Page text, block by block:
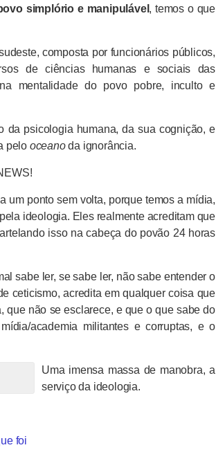
simplório e manipulável , temos o que
composta por funcionários públicos,
de ciências humanas e sociais das
mentalidade do povo pobre, inculto e
psicologia humana, da sua cognição, e
pelo oceanoda ignorância.
um ponto sem volta, porque temos a mídia,
ideologia. Eles realmente acreditam que
isso na cabeça do povão 24 horas
sabe ler, se sabe ler, não sabe entender o
ceticismo, acredita em qualquer coisa que
que não se esclarece, e que o que sabe do
academia militantes e corruptas, e o
Uma imensa massa de manobra, a
serviço da ideologia.
foi